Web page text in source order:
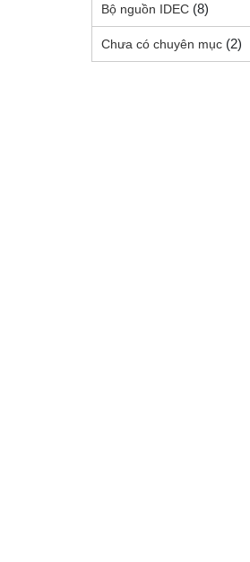
Bộ nguồn IDEC (8)
Chưa có chuyên mục (2)